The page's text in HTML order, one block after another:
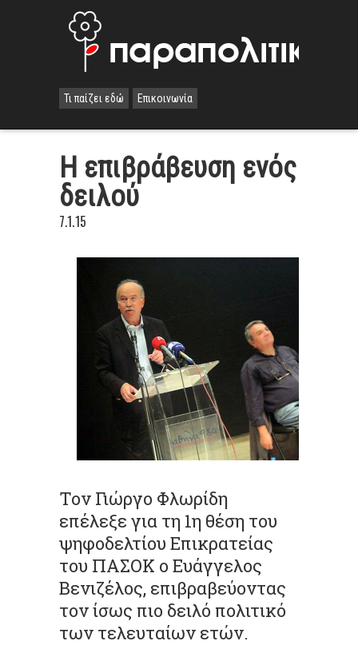
Τι παίζει εδώ Επικοινωνία
Η επιβράβευση ενός
δειλού
7.1.15
Τον Γιώργο Φλωρίδη
επέλεξε για τη 1η θέση του
ψηφοδελτίου Επικρατείας
του ΠΑΣΟΚ ο Ευάγγελος
Βενιζέλος, επιβραβεύοντας
τον ίσως πιο δειλό πολιτικό
των τελευταίων ετών.